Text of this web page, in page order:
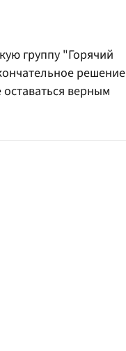
группу "Горячий
решение
верным